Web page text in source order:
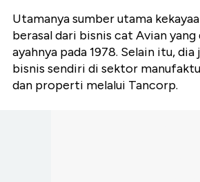
Utamanya sumber utama
berasal dari bisnis cat Avian
ayahnya pada 1978. Selain itu,
bisnis sendiri di sektor
dan properti melalui Tancorp.